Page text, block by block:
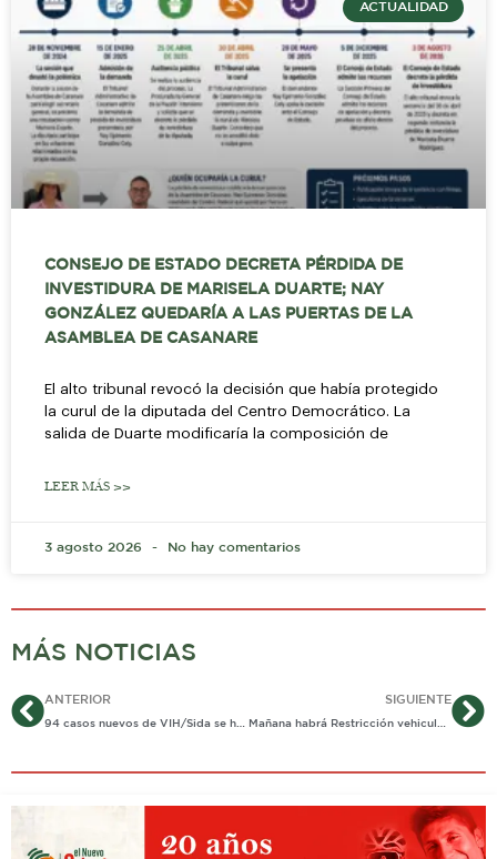
ACTUALIDAD
CONSEJO DE ESTADO DECRETA PÉRDIDA DE
INVESTIDURA DE MARISELA DUARTE; NAY
GONZÁLEZ QUEDARÍA A LAS PUERTAS DE LA
ASAMBLEA DE CASANARE
El alto tribunal revocó la decisión que había protegido
la curul de la diputada del Centro Democrático. La
salida de Duarte modificaría la composición de
LEER MÁS >>
3 agosto 2026 No hay comentarios
MÁS NOTICIAS
AntANTERIOR
94 casos nuevos de VIH/Sida se han reportado en lo corrido del 2019 en Casanare
SIGUIENTE
Mañana habrá Restricción vehicular durante 3 horas a la altura del puente Chitamena